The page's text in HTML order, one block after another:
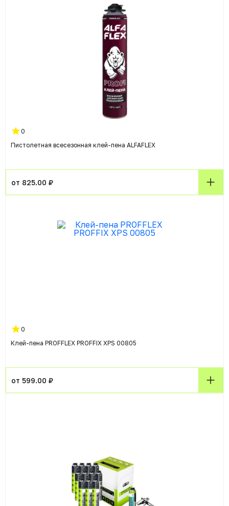
0
Пистолетная всесезонная клей-пена ALFAFLEX
от 825.00 ₽
0
Клей-пена PROFFLEX PROFFIX XPS 00805
от 599.00 ₽